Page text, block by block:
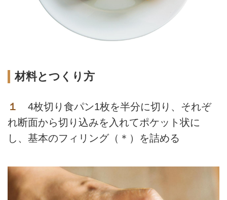
材料とつくり方
１
4枚切り食パン1枚を半分に切り、それぞ
れ断面から切り込みを入れてポケット状に
し、基本のフィリング（＊）を詰める